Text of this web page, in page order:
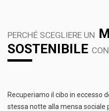
PERCHÉ SCEGLIERE UN
SOSTENIBILE CON
Recuperiamo il cibo in eccesso
stessa notte alla mensa sociale